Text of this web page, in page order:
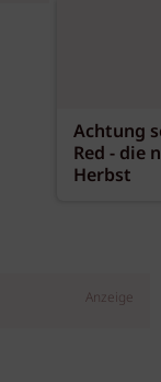
Achtung
Red - die
Herbst
Anzeige